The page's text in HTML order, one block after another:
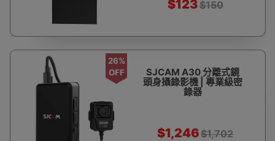
$123$150
26%
OFF
SJCAM A30 分離式鏡
頭身攝錄影機 | 專業級密
錄器
$1,246$1,702